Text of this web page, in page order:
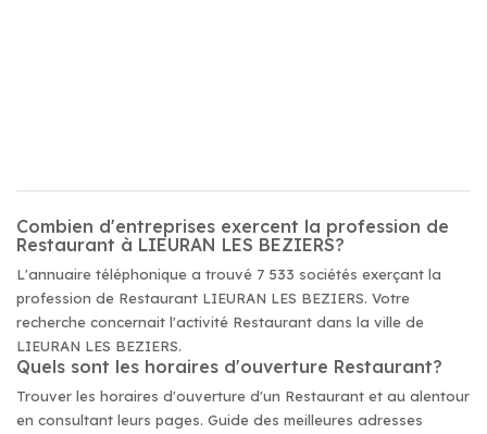
Combien d'entreprises exercent la profession de
Restaurant à LIEURAN LES BEZIERS?
L'annuaire téléphonique a trouvé 7 533 sociétés exerçant la
profession de Restaurant LIEURAN LES BEZIERS. Votre
recherche concernait l'activité Restaurant dans la ville de
LIEURAN LES BEZIERS.
Quels sont les horaires d'ouverture Restaurant?
Trouver les horaires d'ouverture d'un Restaurant et au alentour
en consultant leurs pages. Guide des meilleures adresses